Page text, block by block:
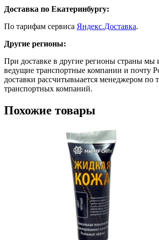
Доставка по Екатеринбургу:
По тарифам сервиса Яндекс.Доставка.
Другие регионы:
При доставке в другие регионы страны мы
ведущие транспортные компании и почту
доставки рассчитывыается менеджером по
транспортных компаний.
Похожие товары